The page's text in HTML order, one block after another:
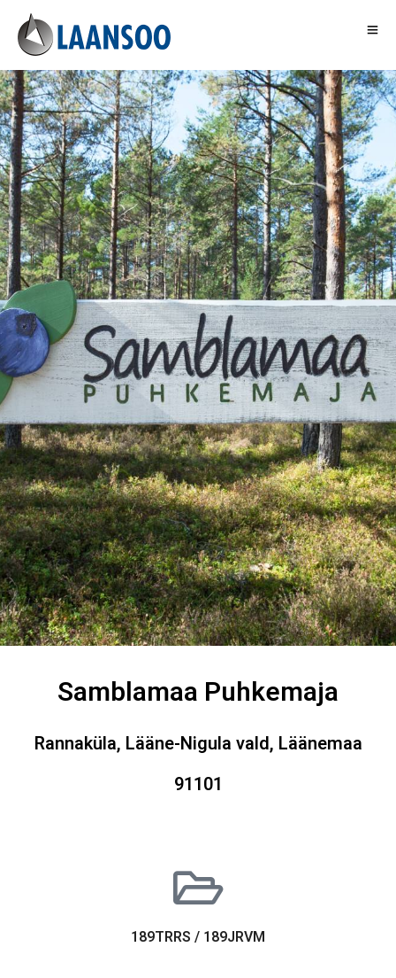
Samblamaa Puhkemaja
Rannaküla, Lääne-Nigula vald, Läänemaa
91101
189TRRS / 189JRVM